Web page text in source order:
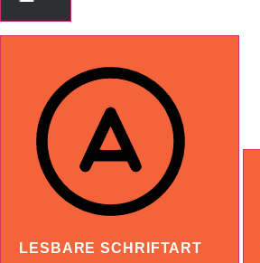
LESBARE SCHRIFTART